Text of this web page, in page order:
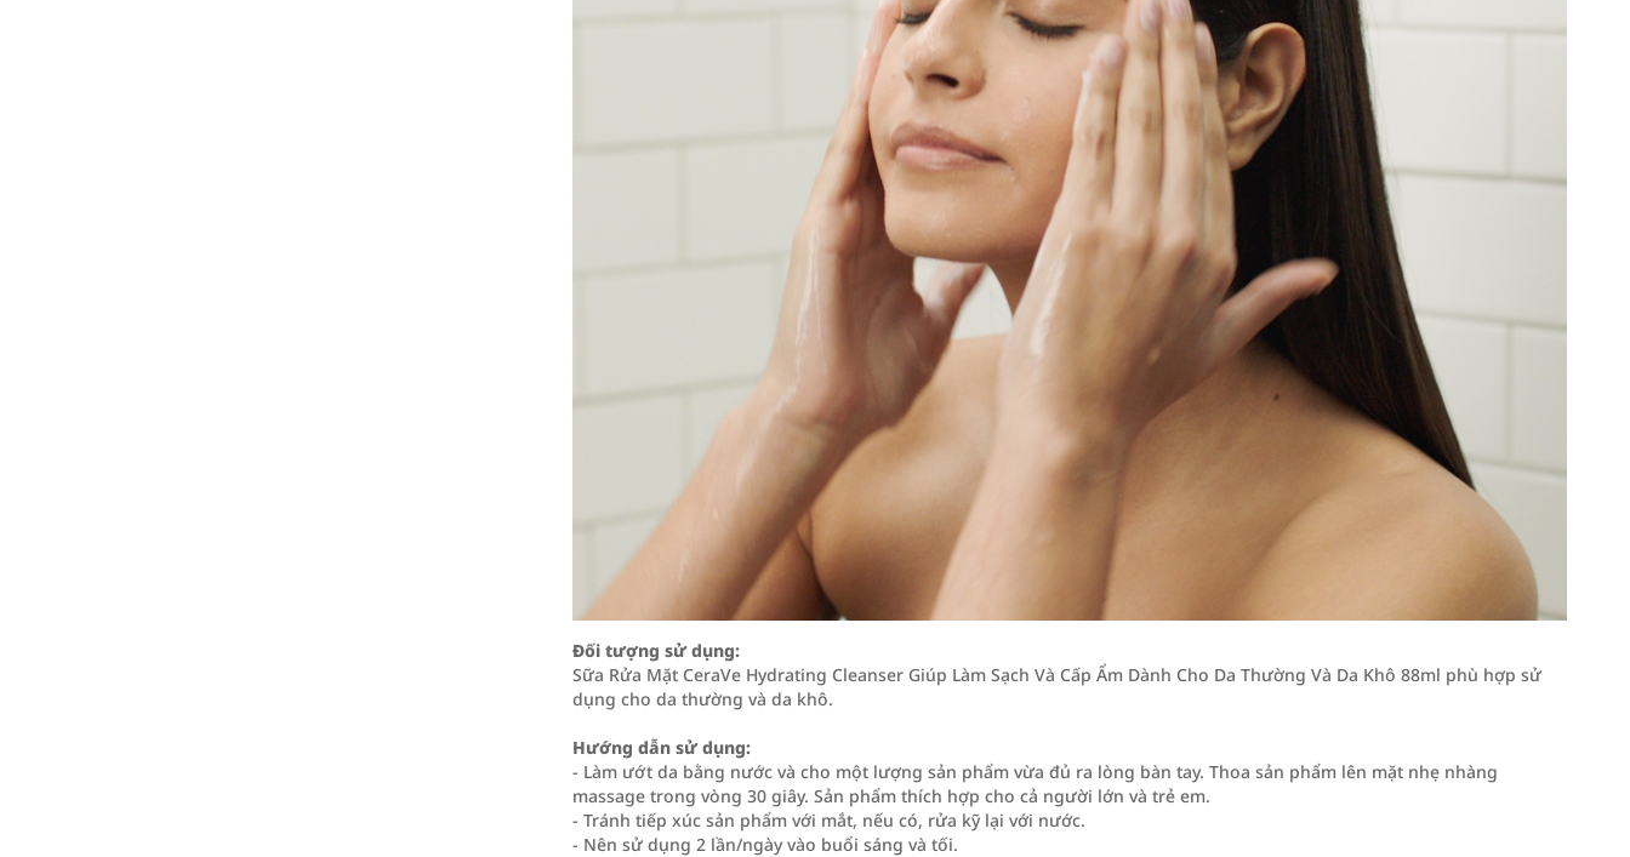
Đối tượng sử dụng:
Sữa Rửa Mặt CeraVe Hydrating Cleanser Giúp Làm Sạch Và Cấp Ẩm Dành Cho Da Thường Và Da Khô 88ml phù hợp sử
dụng cho da thường và da khô.
Hướng dẫn sử dụng:
- Làm ướt da bằng nước và cho một lượng sản phẩm vừa đủ ra lòng bàn tay. Thoa sản phẩm lên mặt nhẹ nhàng
massage trong vòng 30 giây. Sản phẩm thích hợp cho cả người lớn và trẻ em.
- Tránh tiếp xúc sản phẩm với mắt, nếu có, rửa kỹ lại với nước.
- Nên sử dụng 2 lần/ngày vào buổi sáng và tối.